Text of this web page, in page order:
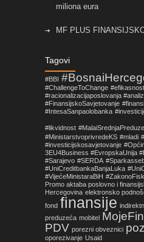
miliona eura
MF PLUS
primjenu Zakona o
Nova prilika za mala i
područja Općine Centar
Tagovi
#BBI
#ChallengeToChange #efikasnost
#racionalizacijaposlovanja
#FinansijskoSavjetovanje
#IntesaSanpaolobanka
#likvidnost
#MinistarstvoprivredeKS #mladi
#investicijskosavjetovanje
3EU4Business #EvropskaUnija
#Sarajevo #SERDA
#UniCreditbankaBanjaLuka
#VijećeMinistaraBiH
Promo aktaba poslovno i
Hercegovina elektronsko
fond finansije
preduzeća mobitel
PDV porezni obveznici
oporezivanje Usaid